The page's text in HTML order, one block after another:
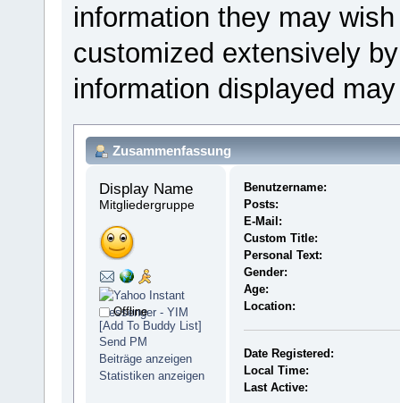
information they may
customized extensively
information displayed
Zusammenfassung
Display Name
Mitgliedergruppe
Offline
[Add To Buddy List]
Send PM
Beiträge anzeigen
Statistiken anzeigen
Benutzername:
Posts:
E-Mail:
Custom Title:
Personal Text:
Gender:
Age:
Location:
Date Registered:
Local Time:
Last Active: